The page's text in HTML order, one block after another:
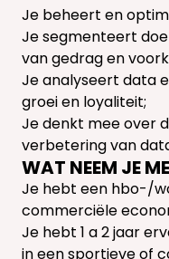
Je beheert en
Je segmenteert
van gedrag en
Je analyseert data
groei en loyaliteit;
Je denkt mee over
verbetering van
WAT NEEM JE
Je hebt een hbo-/
commerciële
Je hebt 1 a 2 jaar
in een sportieve of